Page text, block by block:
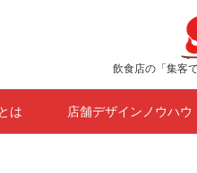
飲食店の「集客
は 店舗デザインノウハウ